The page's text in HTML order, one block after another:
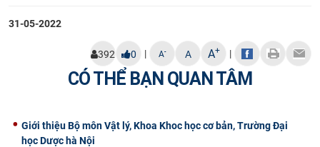
31-05-2022
392 0 | A- A A+ |
CÓ THỂ BẠN QUAN TÂM
Giới thiệu Bộ môn Vật lý, Khoa Khoc học cơ bản, Trường Đại
học Dược hà Nội